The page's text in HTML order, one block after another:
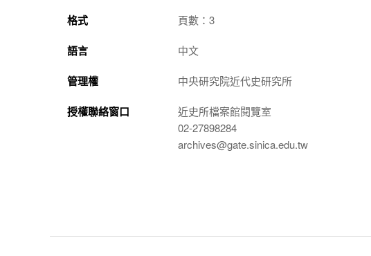
格式 頁數：3
語言 中文
管理權 中央研究院近代史研究所
授權聯絡窗口
近史所檔案館閱覽室
02-27898284
archives@gate.sinica.edu.tw